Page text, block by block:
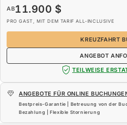
AB11.900 $
PRO GAST, MIT DEM TARIF ALL-INCLUSIVE
KREUZFAHRT
ANGEBOT
TEILWEISE
ANGEBOTE FÜR ONLINE
Bestpreis-Garantie | Betreuung von der
Bezahlung | Flexible Stornierung